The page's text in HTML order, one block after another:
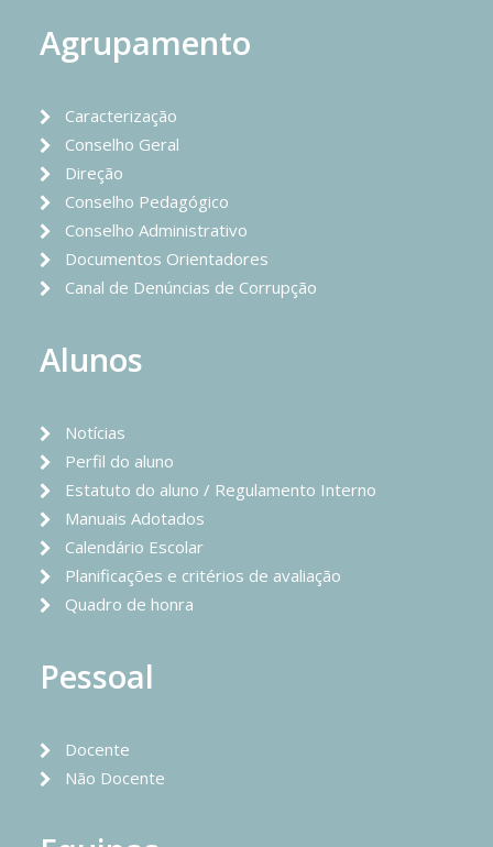
Agrupamento
Caracterização
Conselho Geral
Direção
Conselho Pedagógico
Conselho Administrativo
Documentos Orientadores
Canal de Denúncias de Corrupção
Alunos
Notícias
Perfil do aluno
Estatuto do aluno / Regulamento Interno
Manuais Adotados
Calendário Escolar
Planificações e critérios de avaliação
Quadro de honra
Pessoal
Docente
Não Docente